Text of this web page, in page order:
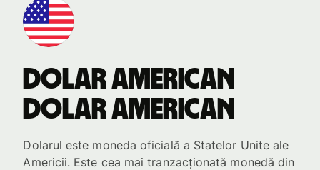
dolar american
dolar american
Dolarul este moneda oficială a Statelor Unite ale
Americii. Este cea mai tranzacționată monedă din